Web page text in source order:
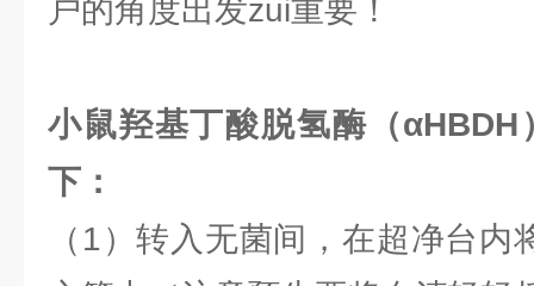
户的角度出发zui重要！
小鼠羟基丁酸脱氢酶（
下：
（1）转入无菌间，在超净台